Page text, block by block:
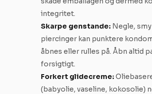
integritet.
Skarpe genstande:Negle,
piercinger kan punktere
åbnes eller rulles på. Åbn altid
forsigtigt.
Forkert glidecreme:
(babyolie, vaseline, kokosolie)